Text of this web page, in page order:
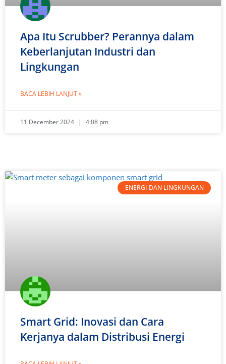
Apa Itu Scrubber? Perannya dalam
Keberlanjutan Industri dan
Lingkungan
BACA LEBIH LANJUT »
11 December 2024 4:08 pm
ENERGI DAN LINGKUNGAN
Smart Grid: Inovasi dan Cara
Kerjanya dalam Distribusi Energi